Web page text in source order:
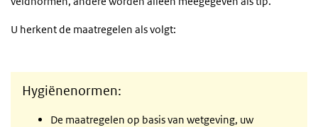
U herkent de maatregelen als volgt:
Hygiënenormen:
De maatregelen op basis van wetgeving, uw